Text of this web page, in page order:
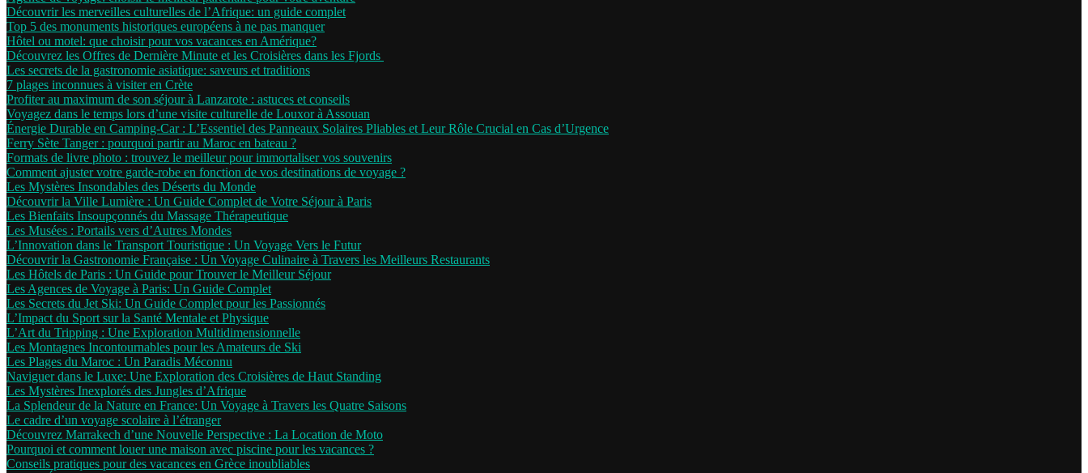
Découvrir les merveilles culturelles de l’Afrique: un guide complet
Top 5 des monuments historiques européens à ne pas manquer
Hôtel ou motel: que choisir pour vos vacances en Amérique?
Découvrez les Offres de Dernière Minute et les Croisières dans les Fjords
Les secrets de la gastronomie asiatique: saveurs et traditions
7 plages inconnues à visiter en Crète
Profiter au maximum de son séjour à Lanzarote : astuces et conseils
Voyagez dans le temps lors d’une visite culturelle de Louxor à Assouan
Énergie Durable en Camping-Car : L’Essentiel des Panneaux Solaires Pliables et Leur Rôle Crucial en Cas d’Urgence
Ferry Sète Tanger : pourquoi partir au Maroc en bateau ?
Formats de livre photo : trouvez le meilleur pour immortaliser vos souvenirs
Comment ajuster votre garde-robe en fonction de vos destinations de voyage ?
Les Mystères Insondables des Déserts du Monde
Découvrir la Ville Lumière : Un Guide Complet de Votre Séjour à Paris
Les Bienfaits Insoupçonnés du Massage Thérapeutique
Les Musées : Portails vers d’Autres Mondes
L’Innovation dans le Transport Touristique : Un Voyage Vers le Futur
Découvrir la Gastronomie Française : Un Voyage Culinaire à Travers les Meilleurs Restaurants
Les Hôtels de Paris : Un Guide pour Trouver le Meilleur Séjour
Les Agences de Voyage à Paris: Un Guide Complet
Les Secrets du Jet Ski: Un Guide Complet pour les Passionnés
L’Impact du Sport sur la Santé Mentale et Physique
L’Art du Tripping : Une Exploration Multidimensionnelle
Les Montagnes Incontournables pour les Amateurs de Ski
Les Plages du Maroc : Un Paradis Méconnu
Naviguer dans le Luxe: Une Exploration des Croisières de Haut Standing
Les Mystères Inexplorés des Jungles d’Afrique
La Splendeur de la Nature en France: Un Voyage à Travers les Quatre Saisons
Le cadre d’un voyage scolaire à l’étranger
Découvrez Marrakech d’une Nouvelle Perspective : La Location de Moto
Pourquoi et comment louer une maison avec piscine pour les vacances ?
Conseils pratiques pour des vacances en Grèce inoubliables